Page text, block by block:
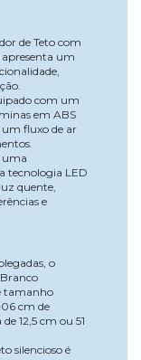
de Teto com
apresenta um
com um
em ABS
fluxo de ar
uma
tecnologia LED
quente,
e
o
tamanho
cm de
12,5 cm ou 51
silencioso é